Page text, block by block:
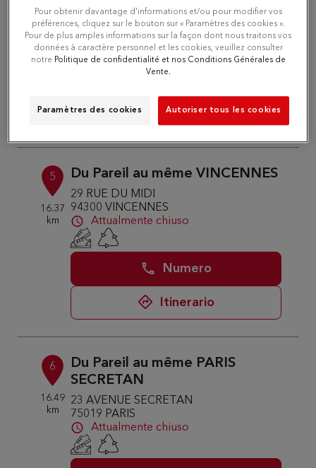
16.15
km
DPAM
116/118 RUE DE BELLEVILLE
75020 PARIS
Attualmente chiuso
Itinerario
5
16.37
km
Du Pareil au même VINCENNES
29 RUE DU MIDI
94300 VINCENNES
Attualmente chiuso
Numero
Itinerario
6
16.49
km
Du Pareil au même PARIS
SECRETAN
23 AVENUE SECRETAN
75019 PARIS
Attualmente chiuso
Pour obtenir davantage d'informations et/ou pour modifier vos
préférences, cliquez sur le bouton sur « Paramètres des cookies ».
Pour de plus amples informations sur la façon dont nous traitons vos
données à caractère personnel et les cookies, veuillez consulter
notre Politique de confidentialité et nos Conditions Générales de
Vente.
Paramètres des cookies Autoriser tous les cookies